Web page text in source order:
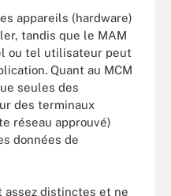
appareils (hardware)
tandis que le MAM
ou tel utilisateur peut
Quant au MCM
seules des
des terminaux
réseau approuvé)
données de
assez distinctes et ne